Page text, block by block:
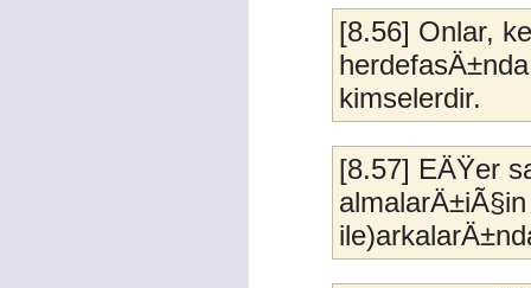
[8.56] Onlar,
kimselerdir.
[8.57] EÄŸer